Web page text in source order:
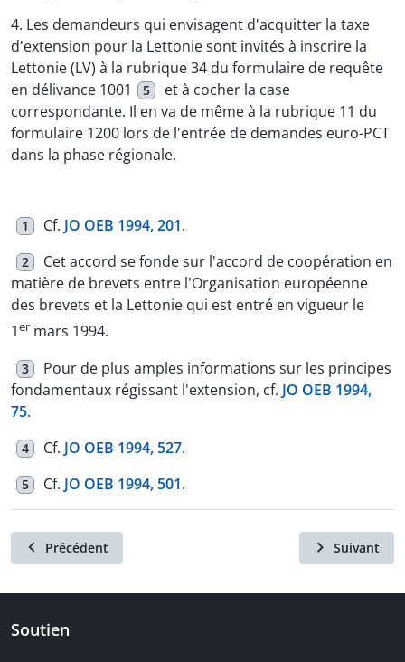
4. Les demandeurs qui envisagent d'acquitter la taxe
d'extension pour la Lettonie sont invités à inscrire la
Lettonie (LV) à la rubrique 34 du formulaire de requête
en délivance 1001
5
et à cocher la case
correspondante. Il en va de même à la rubrique 11 du
formulaire 1200 lors de l'entrée de demandes euro-PCT
dans la phase régionale.
1 Cf. JO OEB 1994, 201.
2
Cet accord se fonde sur l'accord de coopération en
matière de brevets entre l'Organisation européenne
des brevets et la Lettonie qui est entré en vigueur le
1er mars 1994.
3
Pour de plus amples informations sur les principes
fondamentaux régissant l'extension, cf. JO OEB 1994,
75.
4 Cf. JO OEB 1994, 527.
5 Cf. JO OEB 1994, 501.
Précédent Suivant
Soutien